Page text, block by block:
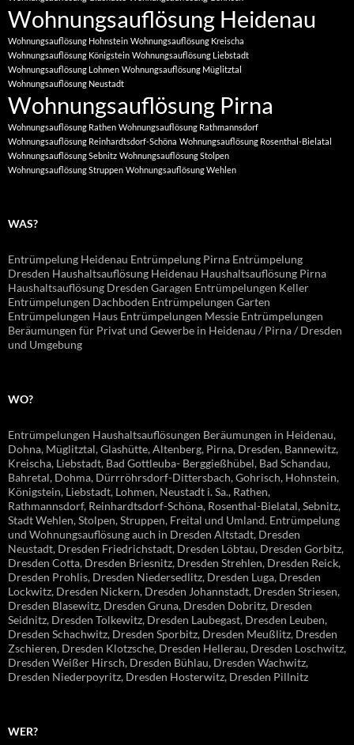
Wohnungsauflösung Heidenau
Wohnungsauflösung Hohnstein Wohnungsauflösung Kreischa
Wohnungsauflösung Königstein Wohnungsauflösung Liebstadt
Wohnungsauflösung Lohmen Wohnungsauflösung Müglitztal
Wohnungsauflösung Neustadt
Wohnungsauflösung Pirna
Wohnungsauflösung Rathen Wohnungsauflösung Rathmannsdorf
Wohnungsauflösung Reinhardtsdorf-Schöna Wohnungsauflösung Rosenthal-Bielatal
Wohnungsauflösung Sebnitz Wohnungsauflösung Stolpen
Wohnungsauflösung Struppen Wohnungsauflösung Wehlen
WAS?
Entrümpelung Heidenau Entrümpelung Pirna Entrümpelung
Dresden Haushaltsauflösung Heidenau Haushaltsauflösung Pirna
Haushaltsauflösung Dresden Garagen Entrümpelungen Keller
Entrümpelungen Dachboden Entrümpelungen Garten
Entrümpelungen Haus Entrümpelungen Messie Entrümpelungen
Beräumungen für Privat und Gewerbe in Heidenau / Pirna / Dresden
und Umgebung
WO?
Entrümpelungen Haushaltsauflösungen Beräumungen in Heidenau,
Dohna, Müglitztal, Glashütte, Altenberg, Pirna, Dresden, Bannewitz,
Kreischa, Liebstadt, Bad Gottleuba- Berggießhübel, Bad Schandau,
Bahretal, Dohma, Dürrröhrsdorf-Dittersbach, Gohrisch, Hohnstein,
Königstein, Liebstadt, Lohmen, Neustadt i. Sa., Rathen,
Rathmannsdorf, Reinhardtsdorf-Schöna, Rosenthal-Bielatal, Sebnitz,
Stadt Wehlen, Stolpen, Struppen, Freital und Umland. Entrümpelung
und Wohnungsauflösung auch in Dresden Altstadt, Dresden
Neustadt, Dresden Friedrichstadt, Dresden Löbtau, Dresden Gorbitz,
Dresden Cotta, Dresden Briesnitz, Dresden Strehlen, Dresden Reick,
Dresden Prohlis, Dresden Niedersedlitz, Dresden Luga, Dresden
Lockwitz, Dresden Nickern, Dresden Johannstadt, Dresden Striesen,
Dresden Blasewitz, Dresden Gruna, Dresden Dobritz, Dresden
Seidnitz, Dresden Tolkewitz, Dresden Laubegast, Dresden Leuben,
Dresden Schachwitz, Dresden Sporbitz, Dresden Meußlitz, Dresden
Zschieren, Dresden Klotzsche, Dresden Hellerau, Dresden Loschwitz,
Dresden Weißer Hirsch, Dresden Bühlau, Dresden Wachwitz,
Dresden Niederpoyritz, Dresden Hosterwitz, Dresden Pillnitz
WER?